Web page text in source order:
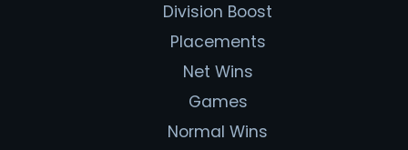
Division Boost
Placements
Net Wins
Games
Normal Wins